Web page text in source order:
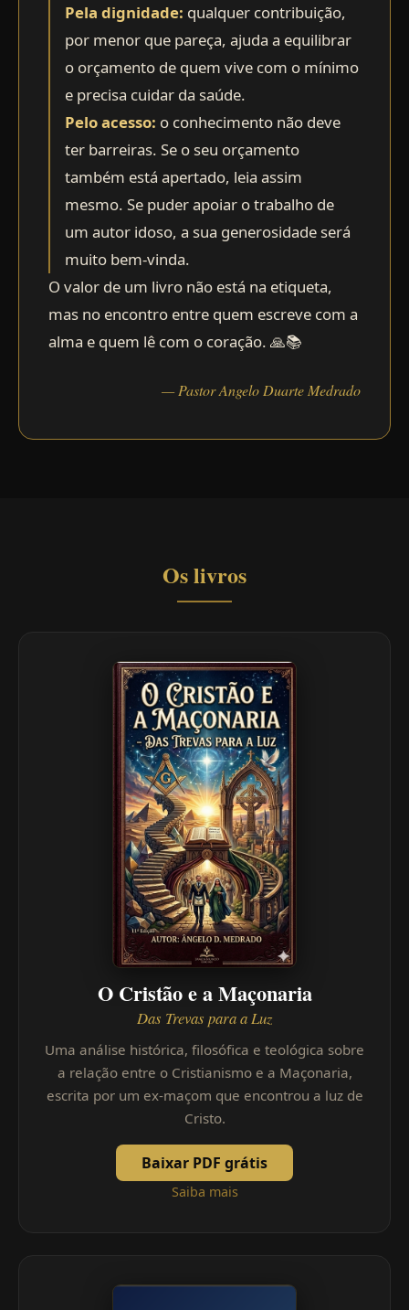
Pela dignidade: qualquer contribuição,
por menor que pareça, ajuda a equilibrar
o orçamento de quem vive com o mínimo
e precisa cuidar da saúde.
Pelo acesso: o conhecimento não deve
ter barreiras. Se o seu orçamento
também está apertado, leia assim
mesmo. Se puder apoiar o trabalho de
um autor idoso, a sua generosidade será
muito bem-vinda.
O valor de um livro não está na etiqueta,
mas no encontro entre quem escreve com a
alma e quem lê com o coração. 🙏📚
— Pastor Angelo Duarte Medrado
Os livros
O Cristão e a Maçonaria
Das Trevas para a Luz
Uma análise histórica, filosófica e teológica sobre
a relação entre o Cristianismo e a Maçonaria,
escrita por um ex-maçom que encontrou a luz de
Cristo.
Baixar PDF grátis
Saiba mais